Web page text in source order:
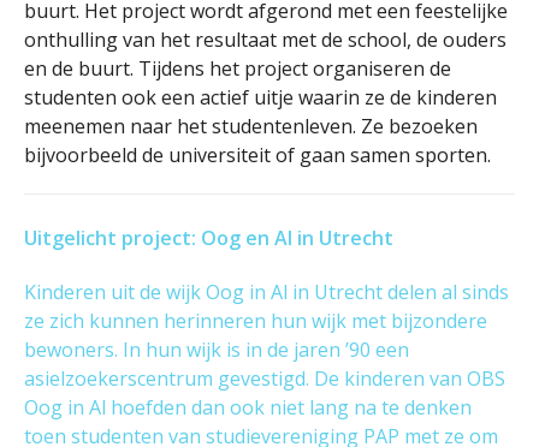
buurt. Het project wordt afgerond met een feestelijke
onthulling van het resultaat met de school, de ouders
en de buurt. Tijdens het project organiseren de
studenten ook een actief uitje waarin ze de kinderen
meenemen naar het studentenleven. Ze bezoeken
bijvoorbeeld de universiteit of gaan samen sporten.
Uitgelicht project: Oog en Al in Utrecht
Kinderen uit de wijk Oog in Al in Utrecht delen al sinds
ze zich kunnen herinneren hun wijk met bijzondere
bewoners. In hun wijk is in de jaren ’90 een
asielzoekerscentrum gevestigd. De kinderen van OBS
Oog in Al hoefden dan ook niet lang na te denken
toen studenten van studievereniging PAP met ze om